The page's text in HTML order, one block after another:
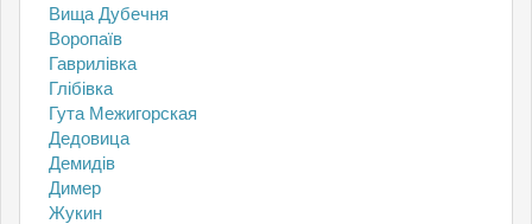
Вища Дубечня
Воропаїв
Гаврилівка
Глібівка
Гута Межигорская
Дедовица
Демидів
Димер
Жукин